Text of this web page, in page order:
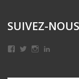
SUIVEZ-